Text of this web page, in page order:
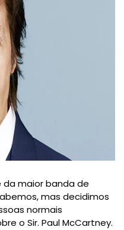
da maior banda de
mas decidimos
normais
o Sir. Paul McCartney.